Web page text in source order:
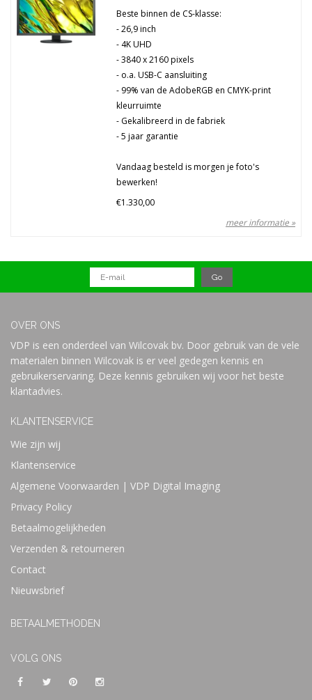
Beste binnen de CS-klasse:
- 26,9 inch
- 4K UHD
- 3840 x 2160 pixels
- o.a. USB-C aansluiting
- 99% van de AdobeRGB en CMYK-print
kleurruimte
- Gekalibreerd in de fabriek
- 5 jaar garantie
Vandaag besteld is morgen je foto's
bewerken!
€1.330,00
meer informatie »
OVER ONS
VDP is een onderdeel van Wilcovak bv. Door gebruik van de vele
materialen binnen Wilcovak is er veel gedegen kennis en
gebruikerservaring. Deze kennis gebruiken wij voor het beste
klantadvies.
KLANTENSERVICE
Wie zijn wij
Klantenservice
Algemene Voorwaarden | VDP Digital Imaging
Privacy Policy
Betaalmogelijkheden
Verzenden & retourneren
Contact
Nieuwsbrief
BETAALMETHODEN
VOLG ONS